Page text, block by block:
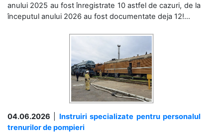
anului 2025 au fost înregistrate 10 astfel de cazuri, de la
începutul anului 2026 au fost documentate deja 12!...
04.06.2026
Instruiri specializate pentru personalul
trenurilor de pompieri